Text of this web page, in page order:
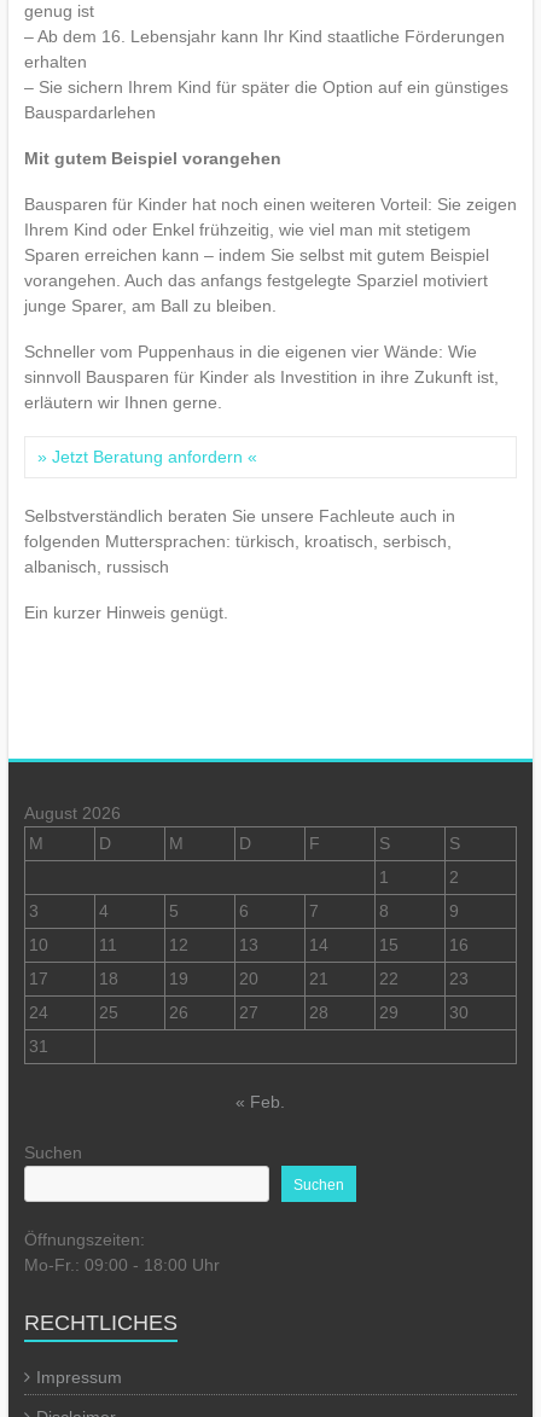
genug ist
– Ab dem 16. Lebensjahr kann Ihr Kind staatliche Förderungen
erhalten
– Sie sichern Ihrem Kind für später die Option auf ein günstiges
Bauspardarlehen
Mit gutem Beispiel vorangehen
Bausparen für Kinder hat noch einen weiteren Vorteil: Sie zeigen
Ihrem Kind oder Enkel frühzeitig, wie viel man mit stetigem
Sparen erreichen kann – indem Sie selbst mit gutem Beispiel
vorangehen. Auch das anfangs festgelegte Sparziel motiviert
junge Sparer, am Ball zu bleiben.
Schneller vom Puppenhaus in die eigenen vier Wände: Wie
sinnvoll Bausparen für Kinder als Investition in ihre Zukunft ist,
erläutern wir Ihnen gerne.
» Jetzt Beratung anfordern «
Selbstverständlich beraten Sie unsere Fachleute auch in
folgenden Muttersprachen: türkisch, kroatisch, serbisch,
albanisch, russisch
Ein kurzer Hinweis genügt.
August 2026
M
D M D F S
S
1
2
3
4 5 6 7 8
9
10
11 12 13 14 15
16
17
18 19 20 21 22
23
24
25 26 27 28 29
30
31
« Feb.
Suchen
Suchen
Öffnungszeiten:
Mo-Fr.: 09:00 - 18:00 Uhr
RECHTLICHES
Impressum